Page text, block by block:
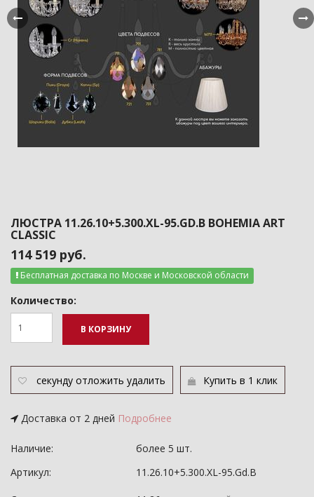
ЛЮСТРА 11.26.10+5.300.XL-95.GD.B BOHEMIA ART
CLASSIC
114 519 руб.
Бесплатная доставка по Москве и Московской области
Количество:
В КОРЗИНУ
секунду отложить удалить Купить в 1 клик
Доставка от 2 дней Подробнее
Наличие:
более 5 шт.
Артикул:
11.26.10+5.300.XL-95.Gd.B